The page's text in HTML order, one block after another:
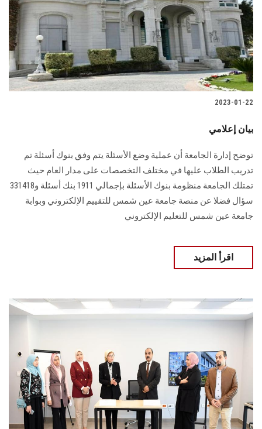
2023-01-22
بيان إعلامي
توضح إدارة الجامعة أن عملية وضع الأسئلة يتم وفق بنوك أسئلة تم
تدريب الطلاب عليها في مختلف التخصصات على مدار العام حيث
تمتلك الجامعة منظومة بنوك الأسئلة بإجمالي 1911 بنك أسئلة و331418
سؤال فضلا عن منصة جامعة عين شمس للتقييم الإلكتروني وبوابة
جامعة عين شمس للتعليم الإلكتروني
اقرأ المزيد